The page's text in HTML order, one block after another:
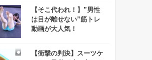
う！
【そこ代われ！】”男性
は目が離せない”筋トレ
動画が大人気！
【衝撃の判決】スーツケ